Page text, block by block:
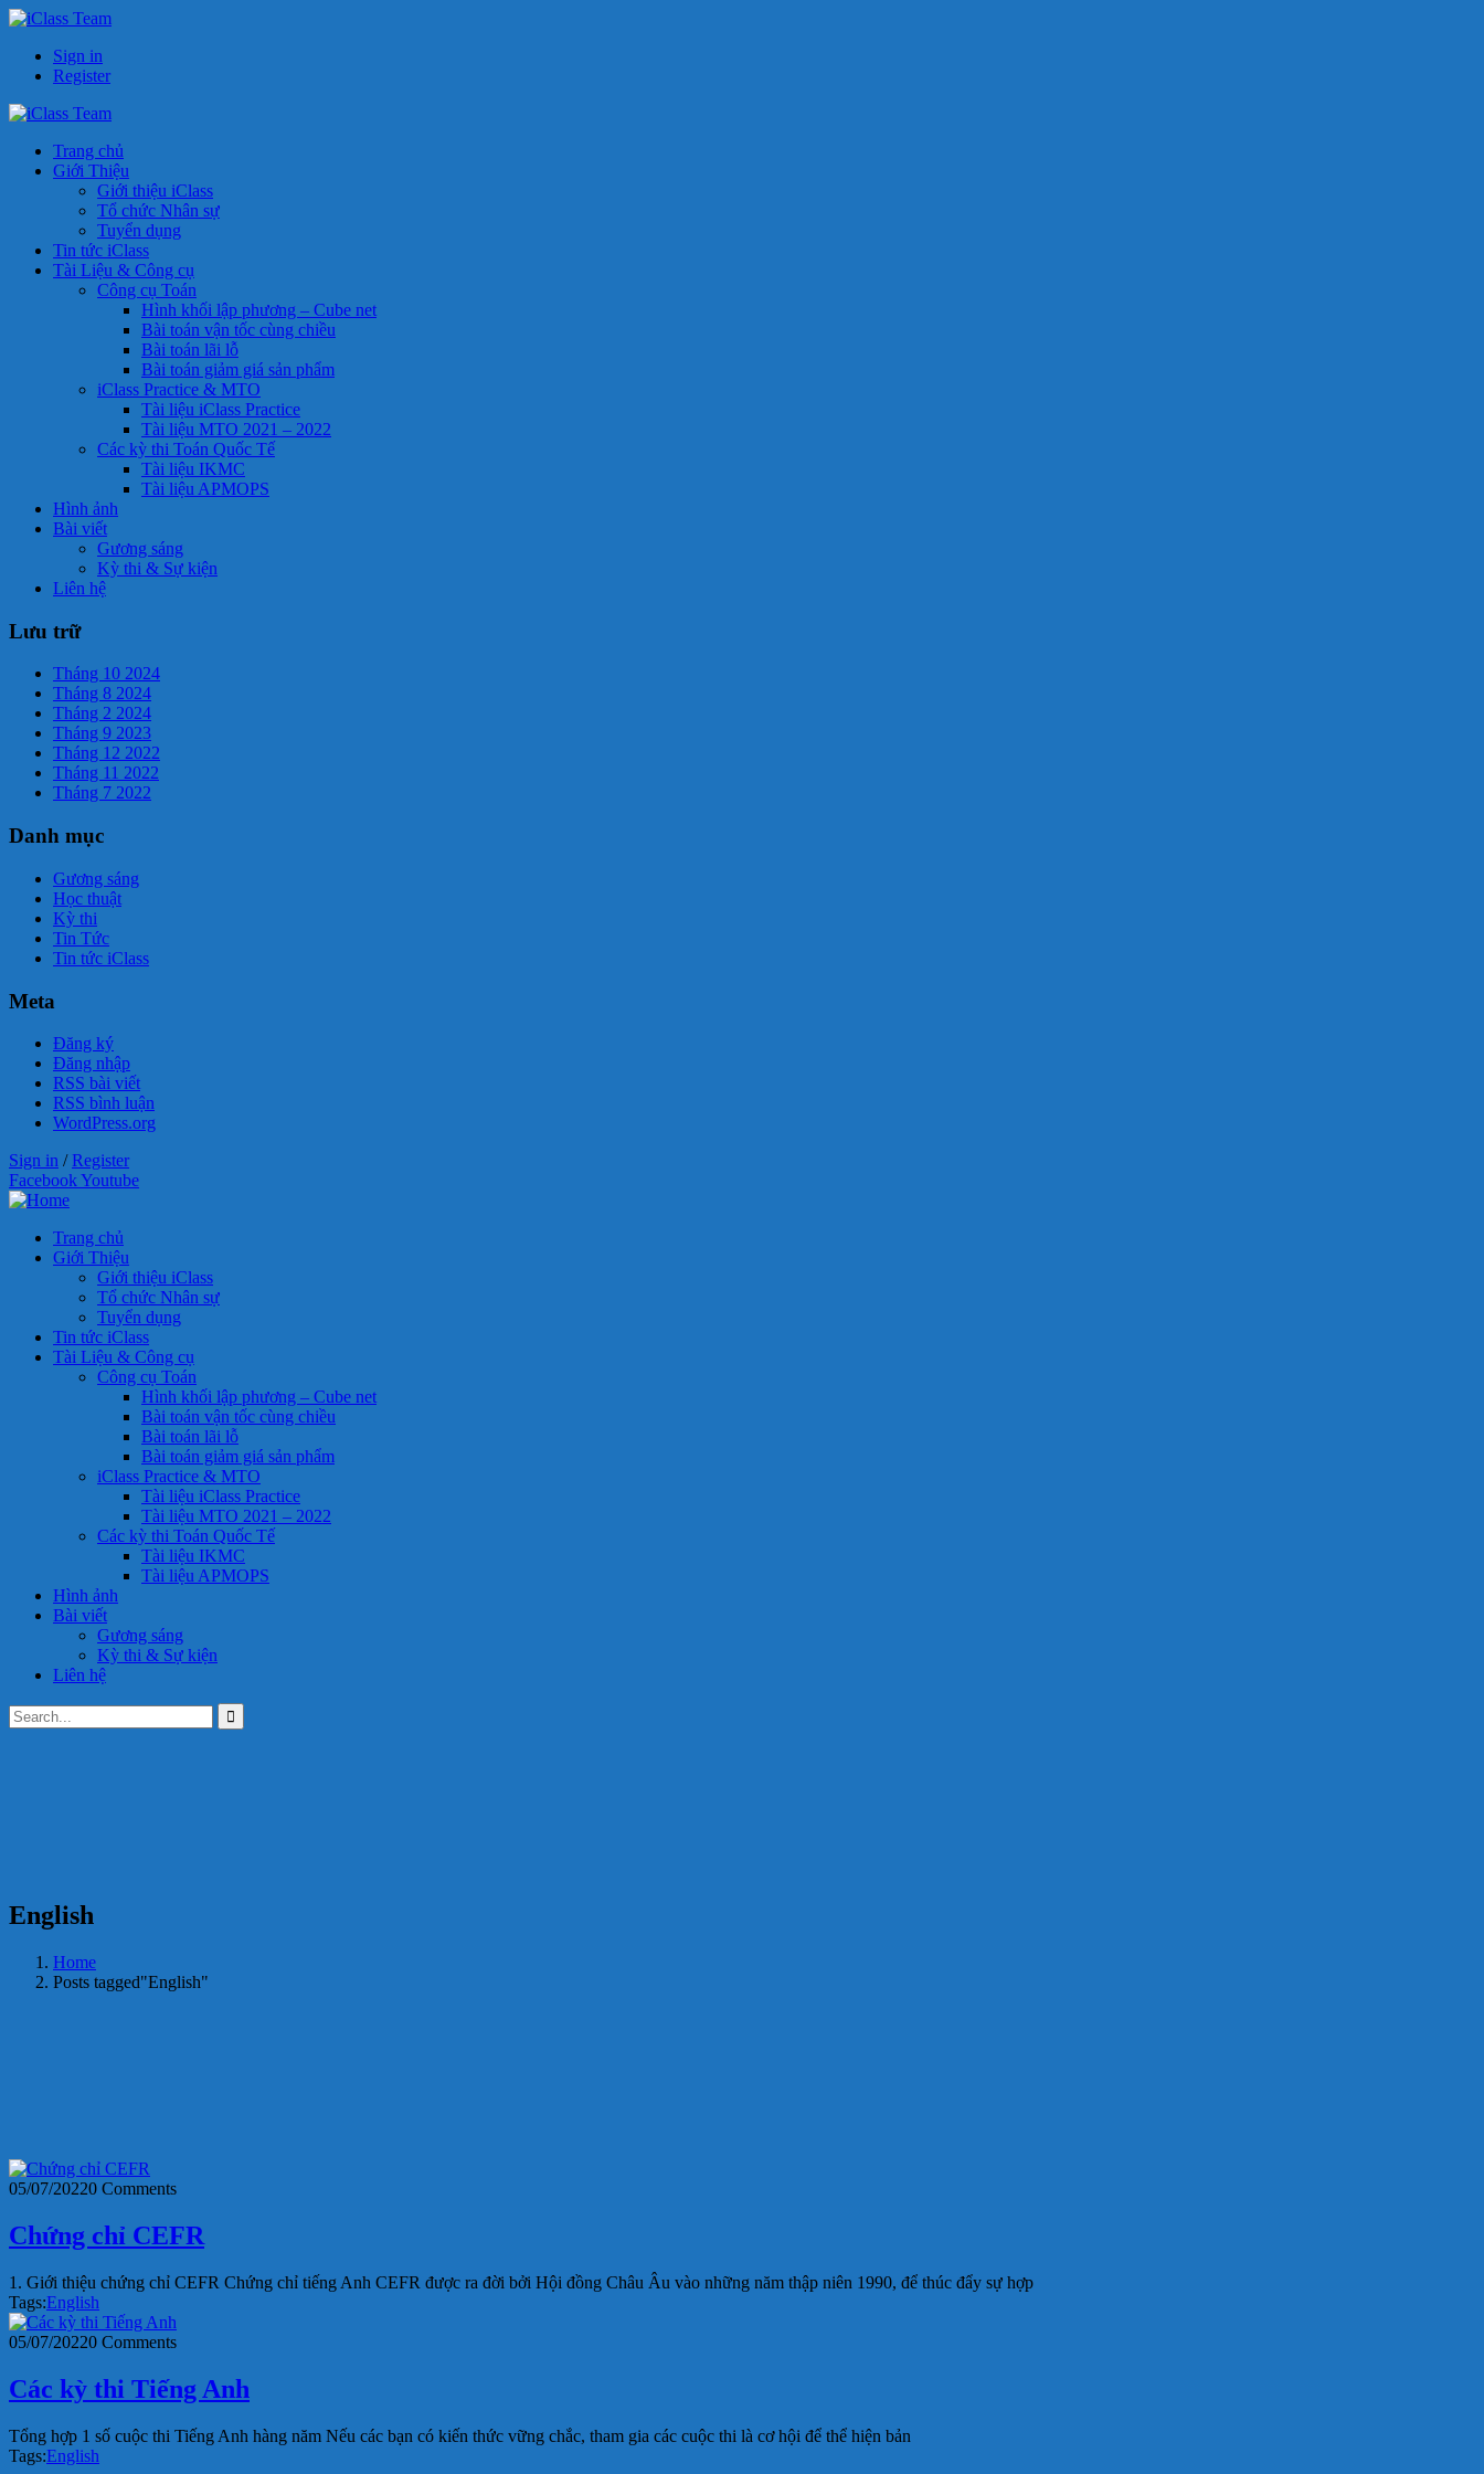
Sign in
Register
Trang chủ
Giới Thiệu
Giới thiệu iClass
Tổ chức Nhân sự
Tuyển dụng
Tin tức iClass
Tài Liệu & Công cụ
Công cụ Toán
Hình khối lập phương – Cube net
Bài toán vận tốc cùng chiều
Bài toán lãi lỗ
Bài toán giảm giá sản phẩm
iClass Practice & MTO
Tài liệu iClass Practice
Tài liệu MTO 2021 – 2022
Các kỳ thi Toán Quốc Tế
Tài liệu IKMC
Tài liệu APMOPS
Hình ảnh
Bài viết
Gương sáng
Kỳ thi & Sự kiện
Liên hệ
Lưu trữ
Tháng 10 2024
Tháng 8 2024
Tháng 2 2024
Tháng 9 2023
Tháng 12 2022
Tháng 11 2022
Tháng 7 2022
Danh mục
Gương sáng
Học thuật
Kỳ thi
Tin Tức
Tin tức iClass
Meta
Đăng ký
Đăng nhập
RSS bài viết
RSS bình luận
WordPress.org
Sign in / Register
FacebookYoutube
Trang chủ
Giới Thiệu
Giới thiệu iClass
Tổ chức Nhân sự
Tuyển dụng
Tin tức iClass
Tài Liệu & Công cụ
Công cụ Toán
Hình khối lập phương – Cube net
Bài toán vận tốc cùng chiều
Bài toán lãi lỗ
Bài toán giảm giá sản phẩm
iClass Practice & MTO
Tài liệu iClass Practice
Tài liệu MTO 2021 – 2022
Các kỳ thi Toán Quốc Tế
Tài liệu IKMC
Tài liệu APMOPS
Hình ảnh
Bài viết
Gương sáng
Kỳ thi & Sự kiện
Liên hệ
English
Home
Posts tagged"English"
05/07/20220 Comments
Chứng chỉ CEFR
1. Giới thiệu chứng chỉ CEFR Chứng chỉ tiếng Anh CEFR được ra đời bởi Hội đồng Châu Âu vào những năm thập niên 1990, để thúc đẩy sự hợp
Tags:English
05/07/20220 Comments
Các kỳ thi Tiếng Anh
Tổng hợp 1 số cuộc thi Tiếng Anh hàng năm Nếu các bạn có kiến thức vững chắc, tham gia các cuộc thi là cơ hội để thể hiện bản
Tags:English